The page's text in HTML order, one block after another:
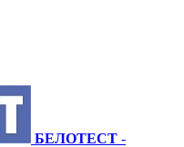
БЕЛОТЕСТ -